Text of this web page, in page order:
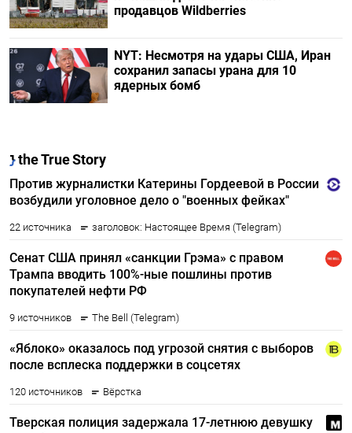
продавцов Wildberries
NYT: Несмотря на удары США, Иран
сохранил запасы урана для 10
ядерных бомб